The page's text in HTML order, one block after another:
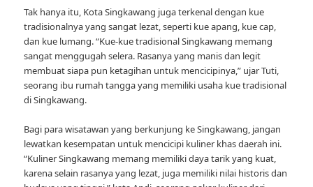
Tak hanya itu, Kota Singkawang juga terkenal dengan kue
tradisionalnya yang sangat lezat, seperti kue apang, kue cap,
dan kue lumang. “Kue-kue tradisional Singkawang memang
sangat menggugah selera. Rasanya yang manis dan legit
membuat siapa pun ketagihan untuk mencicipinya,” ujar Tuti,
seorang ibu rumah tangga yang memiliki usaha kue tradisional
di Singkawang.
Bagi para wisatawan yang berkunjung ke Singkawang, jangan
lewatkan kesempatan untuk mencicipi kuliner khas daerah ini.
“Kuliner Singkawang memang memiliki daya tarik yang kuat,
karena selain rasanya yang lezat, juga memiliki nilai historis dan